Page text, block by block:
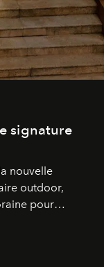
signature
nouvelle
outdoor,
pour